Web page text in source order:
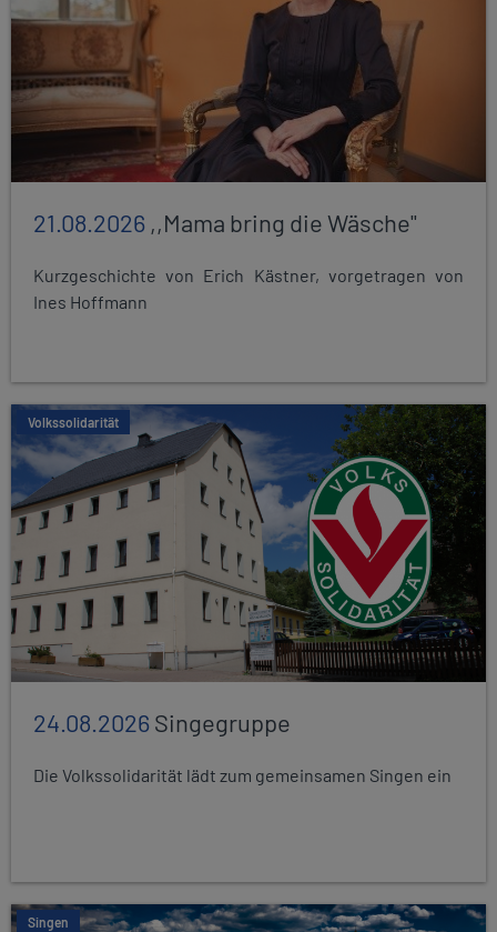
21.08.2026 ,,Mama bring die Wäsche"
Kurzgeschichte von Erich Kästner, vorgetragen von
Ines Hoffmann
Volkssolidarität
24.08.2026Singegruppe
Die Volkssolidarität lädt zum gemeinsamen Singen ein
Singen